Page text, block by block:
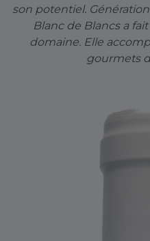
son potentiel.
Blanc de Blancs a
domaine. Elle
gourmets